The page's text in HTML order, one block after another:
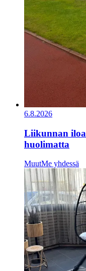
6.8.2026
Liikunnan iloa
huolimatta
MuutMe yhdessä